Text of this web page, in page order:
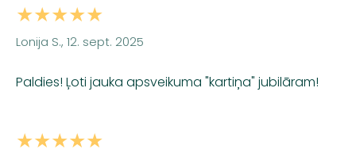
★★★★★
Lonija S., 12. sept. 2025
Paldies! Ļoti jauka apsveikuma "kartiņa" jubilāram!
★★★★★